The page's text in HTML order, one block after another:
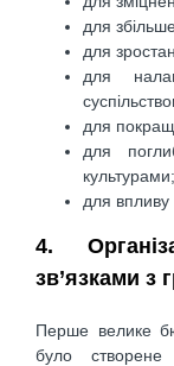
для
для
для
для
для
культурами;
для впливу
4.
зв’язками з
Перше велике
було